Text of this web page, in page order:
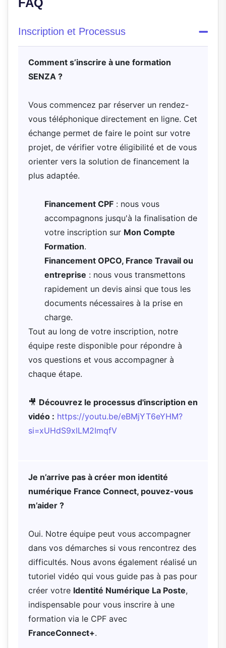
FAQ
Inscription et Processus
Comment s’inscrire à une formation
SENZA ?
Vous commencez par réserver un rendez-
vous téléphonique directement en ligne. Cet
échange permet de faire le point sur votre
projet, de vérifier votre éligibilité et de vous
orienter vers la solution de financement la
plus adaptée.
Financement CPF : nous vous
accompagnons jusqu'à la finalisation de
votre inscription sur Mon Compte
Formation.
Financement OPCO, France Travail ou
entreprise : nous vous transmettons
rapidement un devis ainsi que tous les
documents nécessaires à la prise en
charge.
Tout au long de votre inscription, notre
équipe reste disponible pour répondre à
vos questions et vous accompagner à
chaque étape.
🎥 Découvrez le processus d'inscription en
vidéo : https://youtu.be/eBMjYT6eYHM?
si=xUHdS9xlLM2ImqfV
Je n’arrive pas à créer mon identité
numérique France Connect, pouvez-vous
m’aider ?
Oui. Notre équipe peut vous accompagner
dans vos démarches si vous rencontrez des
difficultés. Nous avons également réalisé un
tutoriel vidéo qui vous guide pas à pas pour
créer votre Identité Numérique La Poste,
indispensable pour vous inscrire à une
formation via le CPF avec
FranceConnect+.